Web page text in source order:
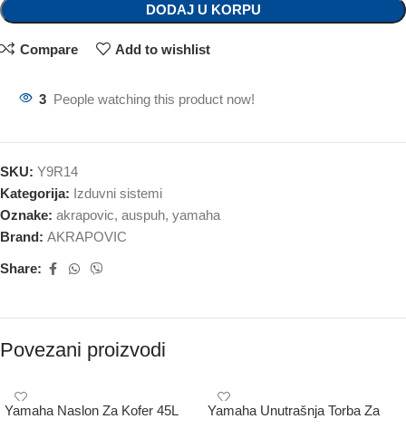
DODAJ U KORPU
Compare Add to wishlist
3 People watching this product now!
SKU: Y9R14
Kategorija: Izduvni sistemi
Oznake: akrapovic, auspuh, yamaha
Brand: AKRAPOVIC
Share:
Povezani proizvodi
Yamaha Naslon Za Kofer 45L
Yamaha Unutrašnja Torba Za